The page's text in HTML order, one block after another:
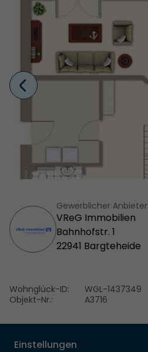
Gewerblicher Anbieter
VReG Immobilien
Bahnhofstr. 1
22941 Bargteheide
Wohnglück-ID:
Objekt-Nr.:
WGL-1437349
A3716
Einstellungen